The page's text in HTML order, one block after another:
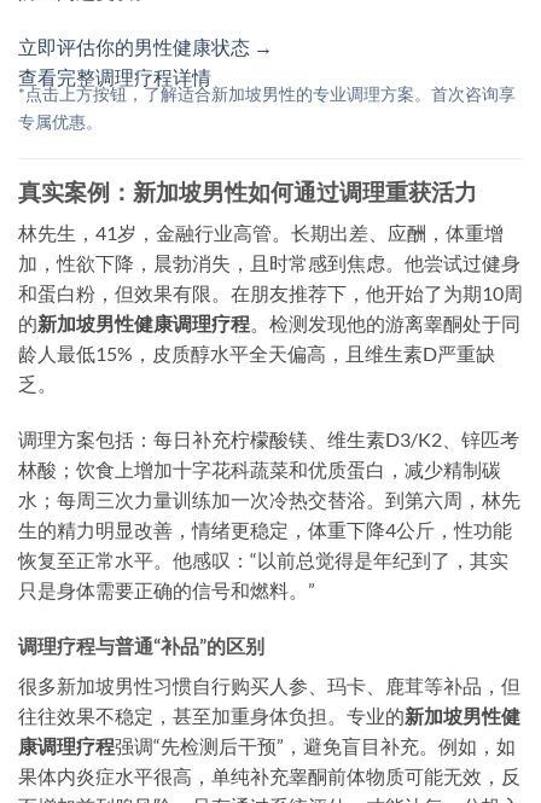
立即评估你的男性健康状态 →
查看完整调理疗程详情
*点击上方按钮，了解适合新加坡男性的专业调理方案。首次咨询享
专属优惠。
真实案例：新加坡男性如何通过调理重获活力
林先生，41岁，金融行业高管。长期出差、应酬，体重增
加，性欲下降，晨勃消失，且时常感到焦虑。他尝试过健身
和蛋白粉，但效果有限。在朋友推荐下，他开始了为期10周
的新加坡男性健康调理疗程。检测发现他的游离睾酮处于同
龄人最低15%，皮质醇水平全天偏高，且维生素D严重缺
乏。
调理方案包括：每日补充柠檬酸镁、维生素D3/K2、锌匹考
林酸；饮食上增加十字花科蔬菜和优质蛋白，减少精制碳
水；每周三次力量训练加一次冷热交替浴。到第六周，林先
生的精力明显改善，情绪更稳定，体重下降4公斤，性功能
恢复至正常水平。他感叹：“以前总觉得是年纪到了，其实
只是身体需要正确的信号和燃料。”
调理疗程与普通“补品”的区别
很多新加坡男性习惯自行购买人参、玛卡、鹿茸等补品，但
往往效果不稳定，甚至加重身体负担。专业的新加坡男性健
康调理疗程强调“先检测后干预”，避免盲目补充。例如，如
果体内炎症水平很高，单纯补充睾酮前体物质可能无效，反